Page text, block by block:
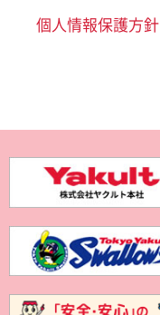
個人情報保護方針